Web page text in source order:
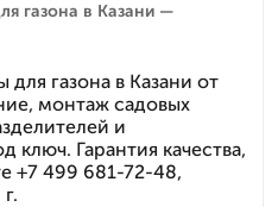
газона в Казани —
газона в Казани от
монтаж садовых
и
ключ. Гарантия качества,
+7 499 681-72-48,